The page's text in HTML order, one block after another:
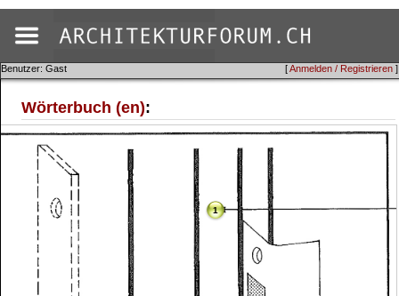
[Anmelden / Registrieren ]
Benutzer: Gast
Wörterbuch (en):
1